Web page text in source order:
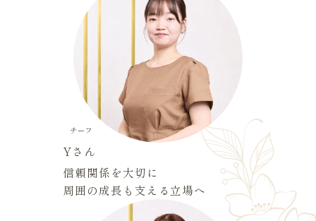
会社概要
採用情報
プライバシーポリシー
チーフ
Yさん
信頼関係を大切に
周囲の成長も支える立場へ